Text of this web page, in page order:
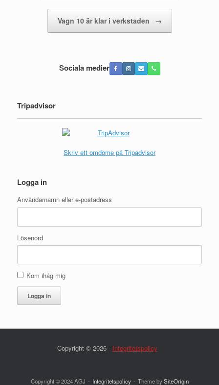
Vagn 10 är klar i verkstaden →
Sociala medier
Tripadvisor
Skriv ett omdöme på Tripadvisor
Logga in
Användarnamn eller e-postadress
Lösenord
Kom ihåg mig
Logga in
Copyright © 2026 - Integritetspolicy
Copyright © 2024 AGJ Integritetspolicy Theme bySiteOrigin